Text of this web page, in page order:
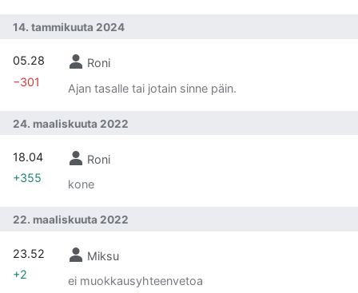
14. tammikuuta 2024
Roni
Ajan tasalle tai jotain sinne päin.
05.28
−301
24. maaliskuuta 2022
Roni
kone
18.04
+355
22. maaliskuuta 2022
Miksu
ei muokkausyhteenvetoa
23.52
+2